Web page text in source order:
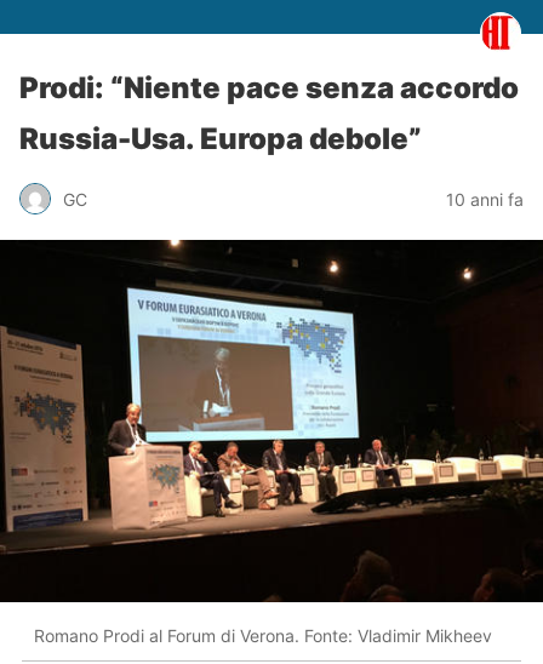
Prodi: “Niente pace senza accordo
Russia-Usa. Europa debole”
GC 10 anni fa
Romano Prodi al Forum di Verona. Fonte: Vladimir Mikheev